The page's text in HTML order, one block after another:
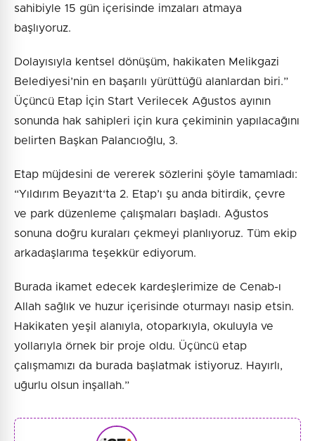
sahibiyle 15 gün içerisinde imzaları atmaya
başlıyoruz.
Dolayısıyla kentsel dönüşüm, hakikaten Melikgazi
Belediyesi’nin en başarılı yürüttüğü alanlardan biri.”
Üçüncü Etap İçin Start Verilecek Ağustos ayının
sonunda hak sahipleri için kura çekiminin yapılacağını
belirten Başkan Palancıoğlu, 3.
Etap müjdesini de vererek sözlerini şöyle tamamladı:
“Yıldırım Beyazıt‘ta 2. Etap’ı şu anda bitirdik, çevre
ve park düzenleme çalışmaları başladı. Ağustos
sonuna doğru kuraları çekmeyi planlıyoruz. Tüm ekip
arkadaşlarıma teşekkür ediyorum.
Burada ikamet edecek kardeşlerimize de Cenab-ı
Allah sağlık ve huzur içerisinde oturmayı nasip etsin.
Hakikaten yeşil alanıyla, otoparkıyla, okuluyla ve
yollarıyla örnek bir proje oldu. Üçüncü etap
çalışmamızı da burada başlatmak istiyoruz. Hayırlı,
uğurlu olsun inşallah.”